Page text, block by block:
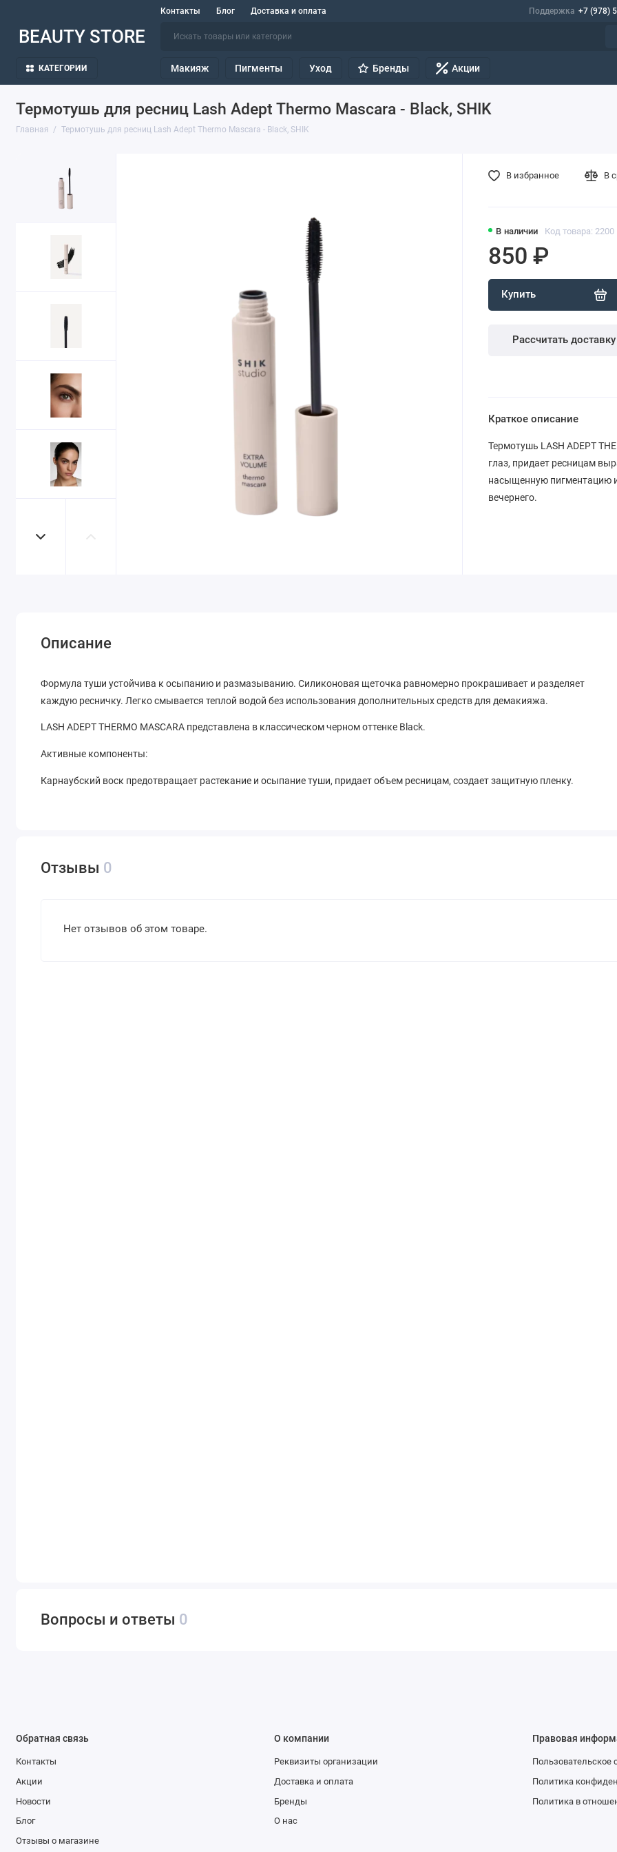
Контакты Блог Доставка и оплата Поддержка +7 (978)
BEAUTY STORE
КАТЕГОРИИ Макияж Пигменты Уход Бренды Акции
Термотушь для ресниц Lash Adept Thermo Mascara - Black, SHIK
Главная Термотушь для ресниц Lash Adept Thermo Mascara - Black, SHIK
В наличии Код товара: 2200
850 ₽
Купить
Рассчитать доставку
В избранное В
Краткое описание
Термотушь LASH ADEPT
глаз, придает ресницам
насыщенную пигментацию
вечернего.
Описание
Формула туши устойчива к осыпанию и размазыванию. Силиконовая щеточка равномерно прокрашивает и разделяет
каждую ресничку. Легко смывается теплой водой без использования дополнительных средств для демакияжа.
LASH ADEPT THERMO MASCARA представлена в классическом черном оттенке Black.
Активные компоненты:
Карнаубский воск предотвращает растекание и осыпание туши, придает объем ресницам, создает защитную пленку.
Отзывы 0
Нет отзывов об этом товаре.
Вопросы и ответы 0
Обратная связь
Контакты
Акции
Новости
Блог
Отзывы о магазине
О компании
Реквизиты организации
Доставка и оплата
Бренды
О нас
Правовая
Пользовательское
Политика
Политика в